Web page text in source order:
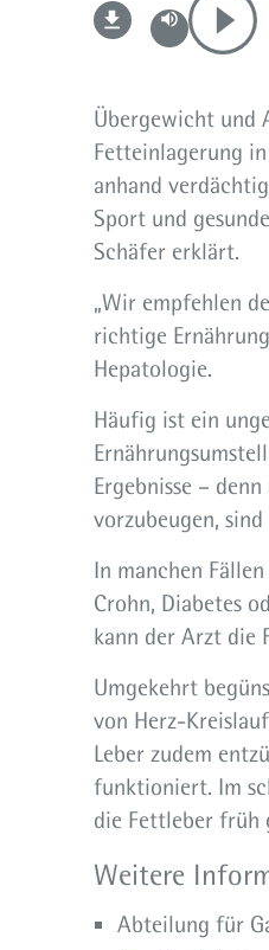
Presse
Übergewicht und
Fetteinlagerung
anhand
Sport und
Schäfer erklärt.
„Wir empfehlen
richtige
Hepatologie.
Häufig ist ein
Ergebnisse –
vorzubeugen,
In manchen
Crohn, Diabetes
kann der Arzt die
Umgekehrt
von Herz-
Leber zudem
funktioniert. Im
die Fettleber früh
Weitere
Abteilung für